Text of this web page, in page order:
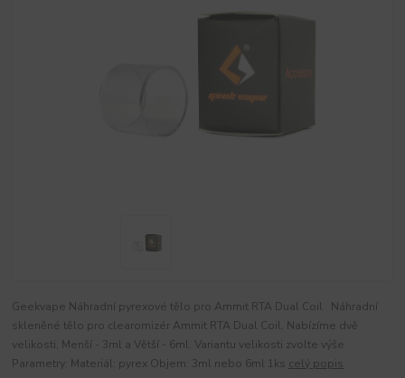
Geekvape Náhradní pyrexové tělo pro Ammit RTA Dual Coil Náhradní
skleněné tělo pro clearomizér Ammit RTA Dual Coil. Nabízíme dvě
velikosti, Menší - 3ml a Větší - 6ml. Variantu velikosti zvolte výše
Parametry: Materiál: pyrex Objem: 3ml nebo 6ml 1ks celý popis